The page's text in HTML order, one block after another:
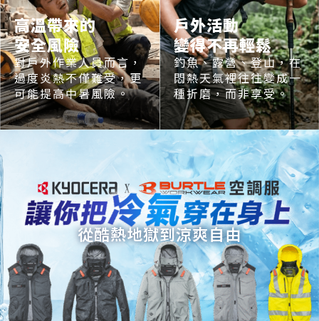
高溫帶來的
安全風險
對戶外作業人員而言，
過度炎熱不僅難受，更
可能提高中暑風險。
戶外活動
變得不再輕鬆
釣魚、露營、登山，在
悶熱天氣裡往往變成一
種折磨，而非享受。
從酷熱地獄到涼爽自由